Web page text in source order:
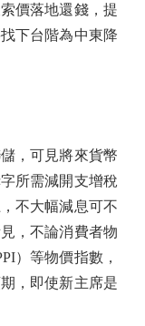
價落地還錢，提
下台階為中東降
，可見將來貨幣
所需減開支增稅
不大幅減息可不
，不論消費者物
）等物價指數，
，即使新主席是